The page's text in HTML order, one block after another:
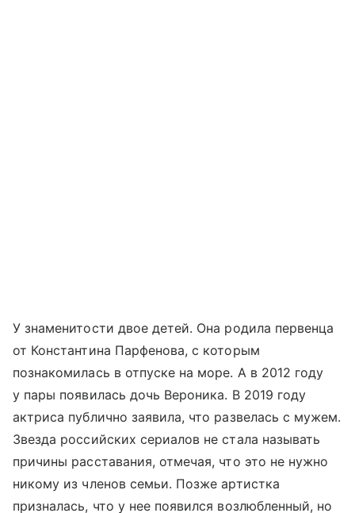
У знаменитости двое детей. Она родила первенца
от Константина Парфенова, с которым
познакомилась в отпуске на море. А в 2012 году
у пары появилась дочь Вероника. В 2019 году
актриса публично заявила, что развелась с мужем.
Звезда российских сериалов не стала называть
причины расставания, отмечая, что это не нужно
никому из членов семьи. Позже артистка
призналась, что у нее появился возлюбленный, но